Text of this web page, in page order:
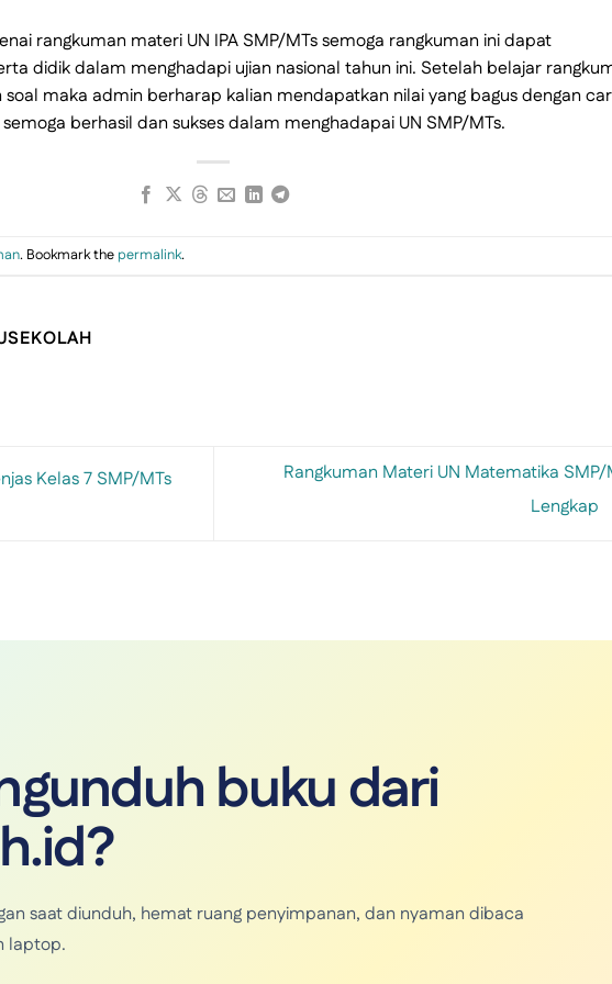
rangkuman materi UN IPA SMP/MTs semoga rangkuman ini dapat
didik dalam menghadapi ujian nasional tahun ini. Setelah belajar
maka admin berharap kalian mendapatkan nilai yang bagus dengan
berhasil dan sukses dalam menghadapai UN SMP/MTs.
. Bookmark thepermalink.
Kelas 7 SMP/MTs
Rangkuman Materi UN Matematika SMP/
Lengkap
buku dari
saat diunduh, hemat ruang penyimpanan, dan nyaman dibaca
laptop.